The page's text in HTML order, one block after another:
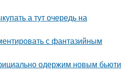
а тут очередь на
с фантазийным
одержим новым бьюти